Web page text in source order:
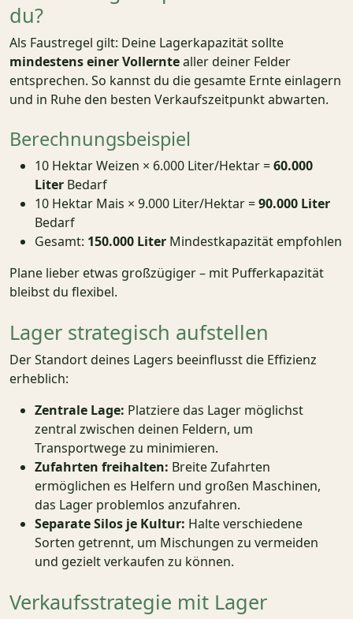
du?
Als Faustregel gilt: Deine Lagerkapazität sollte
mindestens einer Vollerntealler deiner Felder
entsprechen. So kannst du die gesamte Ernte einlagern
und in Ruhe den besten Verkaufszeitpunkt abwarten.
Berechnungsbeispiel
10 Hektar Weizen × 6.000 Liter/Hektar =60.000
Liter Bedarf
10 Hektar Mais × 9.000 Liter/Hektar =90.000 Liter
Bedarf
Gesamt: 150.000 Liter Mindestkapazität empfohlen
Plane lieber etwas großzügiger – mit Pufferkapazität
bleibst du flexibel.
Lager strategisch aufstellen
Der Standort deines Lagers beeinflusst die Effizienz
erheblich:
Zentrale Lage: Platziere das Lager möglichst
zentral zwischen deinen Feldern, um
Transportwege zu minimieren.
Zufahrten freihalten: Breite Zufahrten
ermöglichen es Helfern und großen Maschinen,
das Lager problemlos anzufahren.
Separate Silos je Kultur: Halte verschiedene
Sorten getrennt, um Mischungen zu vermeiden
und gezielt verkaufen zu können.
Verkaufsstrategie mit Lager